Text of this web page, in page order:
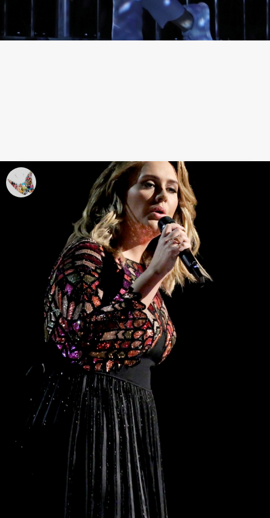
Katy Perry, nuevo single